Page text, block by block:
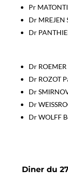
Pr
Dr MREJEN
Dr
Dr ROEMER
Dr ROZOT
Dr
Dr
Dr WOLFF
Diner du